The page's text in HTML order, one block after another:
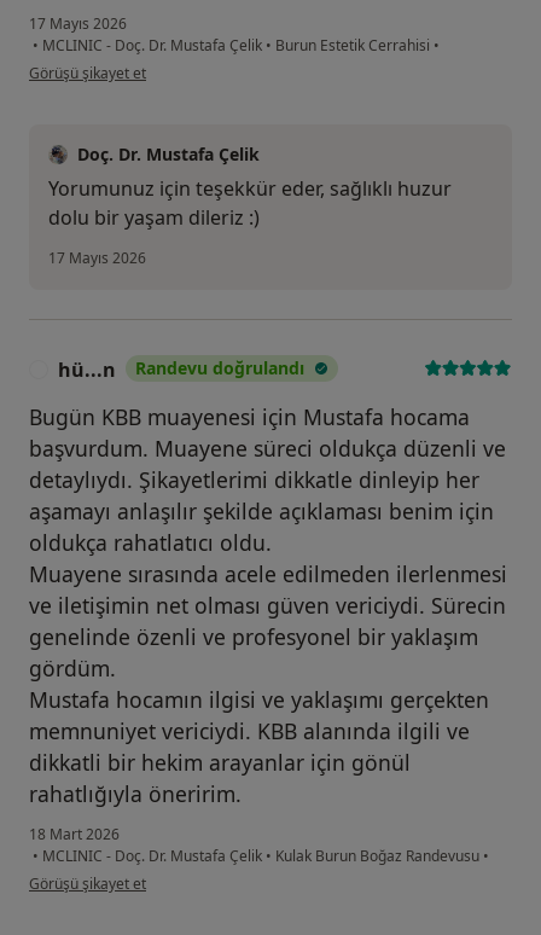
17 Mayıs 2026
• MCLINIC - Doç. Dr. Mustafa Çelik • Burun Estetik Cerrahisi •
kullanıcının görüşüne göre o.....
Görüşü şikayet et
Doç. Dr. Mustafa Çelik
Yorumunuz için teşekkür eder, sağlıklı huzur
dolu bir yaşam dileriz :)
17 Mayıs 2026
hü...n Randevu doğrulandı
Bugün KBB muayenesi için Mustafa hocama
başvurdum. Muayene süreci oldukça düzenli ve
detaylıydı. Şikayetlerimi dikkatle dinleyip her
aşamayı anlaşılır şekilde açıklaması benim için
oldukça rahatlatıcı oldu.
Muayene sırasında acele edilmeden ilerlenmesi
ve iletişimin net olması güven vericiydi. Sürecin
genelinde özenli ve profesyonel bir yaklaşım
gördüm.
Mustafa hocamın ilgisi ve yaklaşımı gerçekten
memnuniyet vericiydi. KBB alanında ilgili ve
dikkatli bir hekim arayanlar için gönül
rahatlığıyla öneririm.
18 Mart 2026
• MCLINIC - Doç. Dr. Mustafa Çelik • Kulak Burun Boğaz Randevusu •
kullanıcının görüşüne göre hü...n
Görüşü şikayet et